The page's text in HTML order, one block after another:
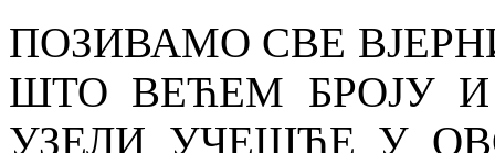
ПОЗИВАМО СВЕ
ШТО ВЕЋЕМ БРОЈУ
УЗЕЛИ УЧЕШЋЕ У